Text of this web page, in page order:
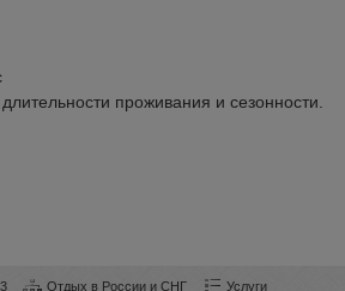
проживания и сезонности.
Отдых в России и СНГ Услуги